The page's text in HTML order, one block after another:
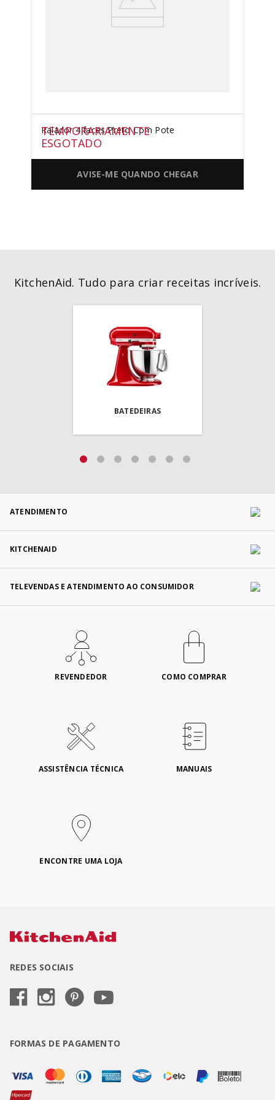
Ralador 4 faces Preto Com Pote
TEMPORARIAMENTE
ESGOTADO
AVISE-ME QUANDO CHEGAR
KitchenAid. Tudo para criar receitas incríveis.
BATEDEIRAS
ATENDIMENTO
KITCHENAID
TELEVENDAS E ATENDIMENTO AO CONSUMIDOR
REVENDEDOR COMO COMPRAR
ASSISTÊNCIA TÉCNICA MANUAIS
ENCONTRE UMA LOJA
REDES SOCIAIS
FORMAS DE PAGAMENTO